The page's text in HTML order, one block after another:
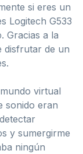
si eres un
Logitech G533
Gracias a la
disfrutar de un
virtual
sonido eran
y sumergirme
ningún